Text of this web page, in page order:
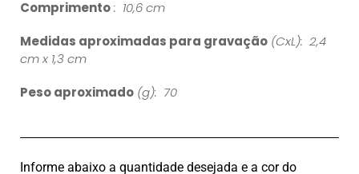
Comprimento: 10,6 cm
Medidas aproximadas para gravação (CxL): 2,4
cm x 1,3 cm
Peso aproximado (g): 70
Informe abaixo a quantidade desejada e a cor do